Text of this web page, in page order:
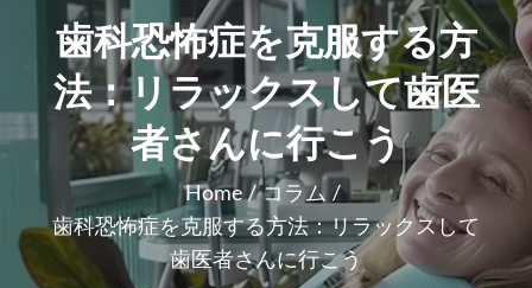
歯科恐怖症を克服する方
法：リラックスして歯医
者さんに行こう
Home
コラム
歯科恐怖症を克服する方法：リラックスして
歯医者さんに行こう